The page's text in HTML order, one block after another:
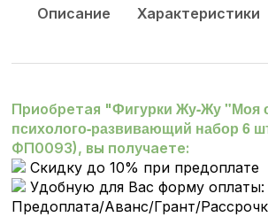
Описание Характеристики
Приобретая "Фигурки Жу-Жу "Моя
психолого-развивающий набор 6
ФП0093), вы получаете:
Скидку до 10% при предоплате
Удобную для Вас форму
Предоплата/Аванс/Грант/